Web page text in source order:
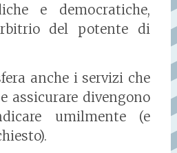
e democratiche,
del potente di
anche i servizi che
assicurare divengono
umilmente (e